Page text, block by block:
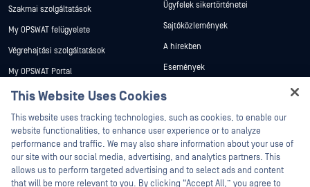
Szakmai szolgáltatások
My OPSWAT felügyelete
Végrehajtási szolgáltatások
My OPSWAT Portal
Műszaki dokumentáció
Képzések
Biztonsági sebezhetőségi program
Partnerek
Tanúsítvány
Ügyfelek sikertörténetei
Sajtóközlemények
A hírekben
Események
Fehér könyvek
This Website Uses Cookies
This website uses tracking technologies, such as cookies, to enable our
website functionalities, to enhance user experience or to analyze
performance and traffic. We may also share information about your use of
our site with our social media, advertising, and analytics partners. This
allows us to perform targeted advertising and to select ads and content
that will be more relevant to you. By clicking “Accept All,” you agree to
Hey there!
I'm Ozzy, your OPSWAT virtual assistant.
How can I help you secure what's critical
today?